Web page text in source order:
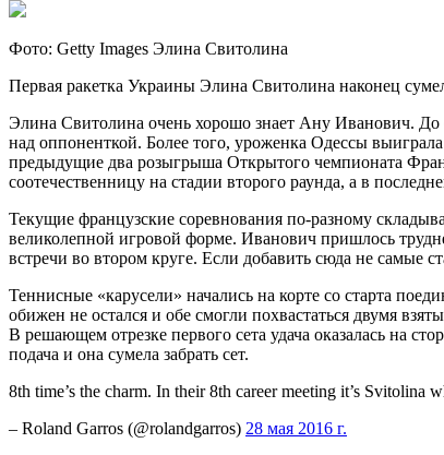
Фото: Getty Images Элина Свитолина
Первая ракетка Украины Элина Свитолина наконец
Элина Свитолина очень хорошо знает Ану Иванович. До
над оппоненткой. Более того, уроженка Одессы
предыдущие два розыгрыша Открытого чемпионата
соотечественницу на стадии второго раунда, а в
Текущие французские соревнования по-разному
великолепной игровой форме. Иванович пришлось
встречи во втором круге. Если добавить сюда не самые
Теннисные «карусели» начались на корте со старта
обижен не остался и обе смогли похвастаться двумя
В решающем отрезке первого сета удача оказалась на
подача и она сумела забрать сет.
8th time’s the charm. In their 8th career meeting it’s
– Roland Garros (@rolandgarros) 28 мая 2016 г.